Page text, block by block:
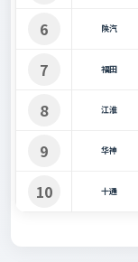
6 陕汽
7 福田
8 江淮
9 华神
10 十通